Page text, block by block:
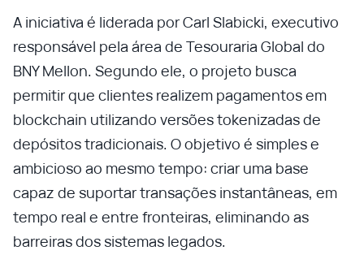
A iniciativa é liderada por Carl Slabicki, executivo
responsável pela área de Tesouraria Global do
BNY Mellon. Segundo ele, o projeto busca
permitir que clientes realizem pagamentos em
blockchain utilizando versões tokenizadas de
depósitos tradicionais. O objetivo é simples e
ambicioso ao mesmo tempo: criar uma base
capaz de suportar transações instantâneas, em
tempo real e entre fronteiras, eliminando as
barreiras dos sistemas legados.